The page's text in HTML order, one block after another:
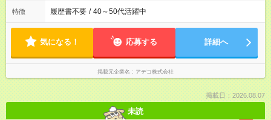
特徴 履歴書不要 / 40～50代活躍中
気になる！ 応募する 詳細へ
掲載元企業名 アデコ株式会社
掲載日：2026.08.07
未読